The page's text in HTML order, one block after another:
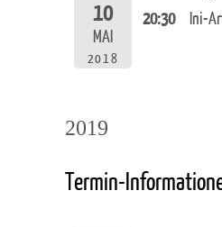
10
MAI
2018
20:30 Ini-
2019
Termin-